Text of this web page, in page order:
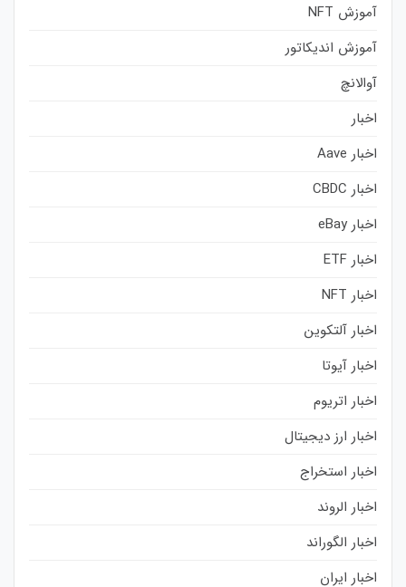
آموزش NFT
آموزش اندیکاتور
آوالانچ
اخبار
اخبار Aave
اخبار CBDC
اخبار eBay
اخبار ETF
اخبار NFT
اخبار آلتکوین
اخبار آیوتا
اخبار اتریوم
اخبار ارز دیجیتال
اخبار استخراج
اخبار الروند
اخبار الگوراند
اخبار ایران